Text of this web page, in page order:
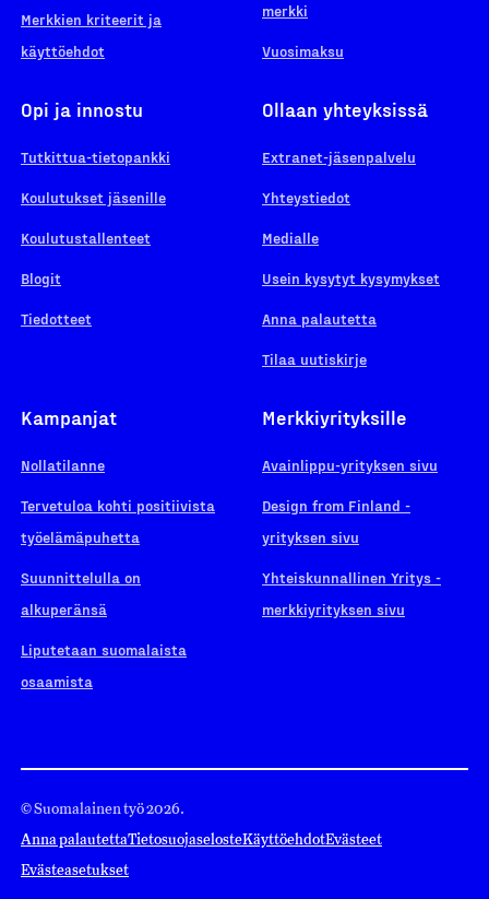
Merkkien kriteerit ja
käyttöehdot
merkki
Vuosimaksu
Opi ja innostu
Tutkittua-tietopankki
Koulutukset jäsenille
Koulutustallenteet
Blogit
Tiedotteet
Ollaan yhteyksissä
Extranet-jäsenpalvelu
Yhteystiedot
Medialle
Usein kysytyt kysymykset
Anna palautetta
Tilaa uutiskirje
Kampanjat
Nollatilanne
Tervetuloa kohti positiivista
työelämäpuhetta
Suunnittelulla on
alkuperänsä
Liputetaan suomalaista
osaamista
Merkkiyrityksille
Avainlippu-yrityksen sivu
Design from Finland -
yrityksen sivu
Yhteiskunnallinen Yritys -
merkkiyrityksen sivu
© Suomalainen työ 2026.
Anna palautettaTietosuojaselosteKäyttöehdotEvästeet
Evästeasetukset